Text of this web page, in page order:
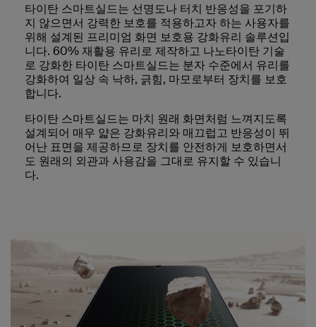
타이탄 스마트실드는 선명도나 터치 반응성을 포기하
지 않으면서 강력한 보호를 적용하고자 하는 사용자를
위해 설계된 프리미엄 화면 보호용 강화유리 솔루션입
니다. 60% 재활용 유리로 제작하고 나노타이탄 기술
로 강화한 타이탄 스마트실드는 분자 수준에서 유리를
강화하여 일상 속 낙하, 긁힘, 마모로부터 장치를 보호
합니다.
타이탄 스마트실드는 마치 원래 화면처럼 느껴지도록
설계되어 매우 얇은 강화유리와 매끄럽고 반응성이 뛰
어난 표면을 제공하므로 장치를 안전하게 보호하면서
도 원래의 외관과 사용감을 그대로 유지할 수 있습니
다.